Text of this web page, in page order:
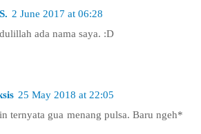
2 June 2017 at 06:28
ada nama saya. :D
25 May 2018 at 22:05
ternyata gua menang pulsa. Baru ngeh*